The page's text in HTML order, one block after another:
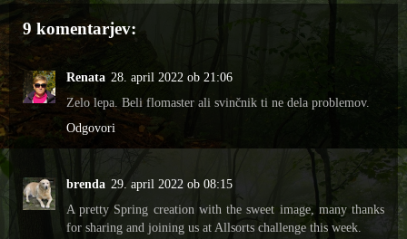
9 komentarjev:
Renata 28. april 2022 ob 21:06
Zelo lepa. Beli flomaster ali svinčnik ti ne dela problemov.
Odgovori
brenda 29. april 2022 ob 08:15
A pretty Spring creation with the sweet image, many thanks
for sharing and joining us at Allsorts challenge this week.